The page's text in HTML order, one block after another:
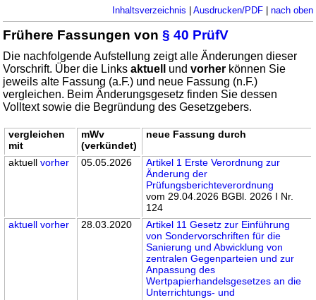
Inhaltsverzeichnis | Ausdrucken/PDF| nach oben
Frühere Fassungen von§ 40 PrüfV
Die nachfolgende Aufstellung zeigt alle Änderungen dieser
Vorschrift. Über die Linksaktuell undvorher können Sie
jeweils alte Fassung (a.F.) und neue Fassung (n.F.)
vergleichen. Beim Änderungsgesetz finden Sie dessen
Volltext sowie die Begründung des Gesetzgebers.
vergleichen
mit
mWv
(verkündet)
neue Fassung durch
aktuellvorher 05.05.2026
Artikel 1 Erste Verordnung zur
Änderung der
Prüfungsberichteverordnung
vom 29.04.2026 BGBl. 2026 I Nr.
124
aktuell vorher 28.03.2020
Artikel 11 Gesetz zur Einführung
von Sondervorschriften für die
Sanierung und Abwicklung von
zentralen Gegenparteien und zur
Anpassung des
Wertpapierhandelsgesetzes an die
Unterrichtungs- und